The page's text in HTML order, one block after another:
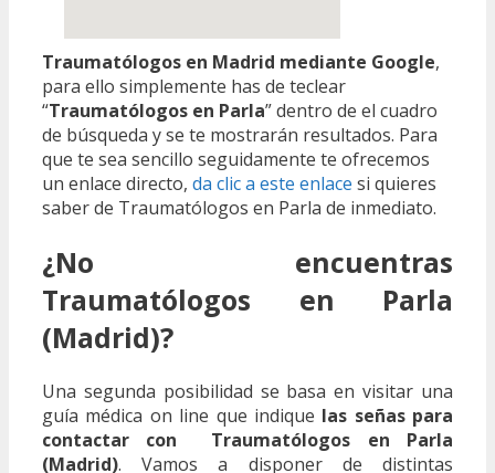
Traumatólogos en Madrid mediante Google,
para ello simplemente has de teclear
“Traumatólogos en Parla” dentro de el cuadro
de búsqueda y se te mostrarán resultados. Para
que te sea sencillo seguidamente te ofrecemos
un enlace directo, da clic a este enlace si quieres
saber de Traumatólogos en Parla de inmediato.
¿No encuentras
Traumatólogos en Parla
(Madrid)?
Una segunda posibilidad se basa en visitar una
guía médica on line que indique las señas para
contactar con Traumatólogos en Parla
(Madrid). Vamos a disponer de distintas